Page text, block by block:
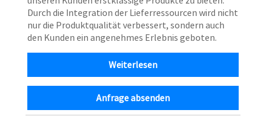
Durch die Integration der Lieferressourcen wird nicht
nur die Produktqualität verbessert, sondern auch
den Kunden ein angenehmes Erlebnis geboten.
Weiterlesen
Anfrage absenden